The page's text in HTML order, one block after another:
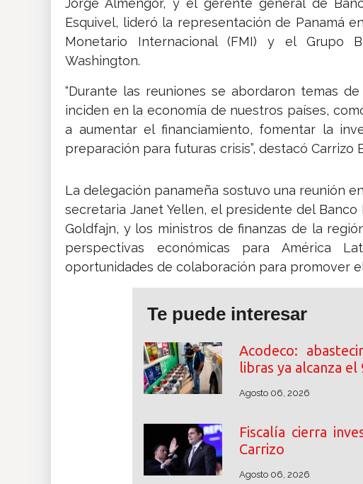
Jorge Almengor, y el gerente general de
Esquivel, lideró la representación de Panamá
Monetario Internacional (FMI) y el Grupo
Washington.
“Durante las reuniones se abordaron temas
inciden en la economía de nuestros países,
a aumentar el financiamiento, fomentar la
preparación para futuras crisis”, destacó Carrizo
La delegación panameña sostuvo una reunión
secretaria Janet Yellen, el presidente del
Goldfajn, y los ministros de finanzas de la
perspectivas económicas para América
oportunidades de colaboración para promover
Te puede interesar
Acodeco:
libras ya alcanza
Agosto 06, 2026
Fiscalía cierra
Carrizo
Agosto 06, 2026